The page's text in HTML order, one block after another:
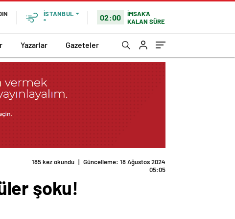
İSTANBUL
°
02:00
İMSAK'A
KALAN SÜRE
Yazarlar Gazeteler
şoku!